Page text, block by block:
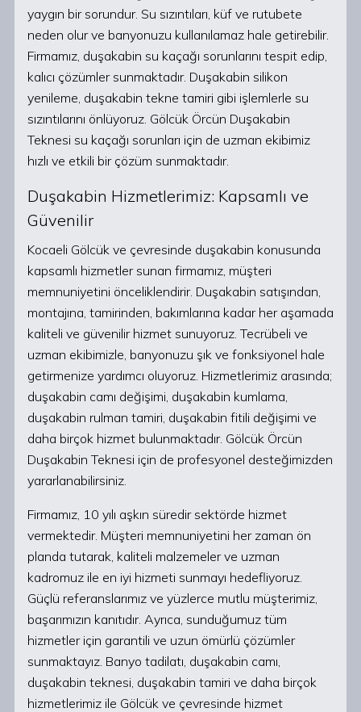
yaygın bir sorundur. Su sızıntıları, küf ve rutubete
neden olur ve banyonuzu kullanılamaz hale getirebilir.
Firmamız, duşakabin su kaçağı sorunlarını tespit edip,
kalıcı çözümler sunmaktadır. Duşakabin silikon
yenileme, duşakabin tekne tamiri gibi işlemlerle su
sızıntılarını önlüyoruz. Gölcük Örcün Duşakabin
Teknesi su kaçağı sorunları için de uzman ekibimiz
hızlı ve etkili bir çözüm sunmaktadır.
Duşakabin Hizmetlerimiz: Kapsamlı ve
Güvenilir
Kocaeli Gölcük ve çevresinde duşakabin konusunda
kapsamlı hizmetler sunan firmamız, müşteri
memnuniyetini önceliklendirir. Duşakabin satışından,
montajına, tamirinden, bakımlarına kadar her aşamada
kaliteli ve güvenilir hizmet sunuyoruz. Tecrübeli ve
uzman ekibimizle, banyonuzu şık ve fonksiyonel hale
getirmenize yardımcı oluyoruz. Hizmetlerimiz arasında;
duşakabin camı değişimi, duşakabin kumlama,
duşakabin rulman tamiri, duşakabin fitili değişimi ve
daha birçok hizmet bulunmaktadır. Gölcük Örcün
Duşakabin Teknesi için de profesyonel desteğimizden
yararlanabilirsiniz.
Firmamız, 10 yılı aşkın süredir sektörde hizmet
vermektedir. Müşteri memnuniyetini her zaman ön
planda tutarak, kaliteli malzemeler ve uzman
kadromuz ile en iyi hizmeti sunmayı hedefliyoruz.
Güçlü referanslarımız ve yüzlerce mutlu müşterimiz,
başarımızın kanıtıdır. Ayrıca, sunduğumuz tüm
hizmetler için garantili ve uzun ömürlü çözümler
sunmaktayız. Banyo tadilatı, duşakabin camı,
duşakabin teknesi, duşakabin tamiri ve daha birçok
hizmetlerimiz ile Gölcük ve çevresinde hizmet